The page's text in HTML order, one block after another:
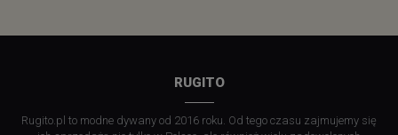
RUGITO
Rugito.pl to modne dywany od 2016 roku. Od tego czasu zajmujemy się